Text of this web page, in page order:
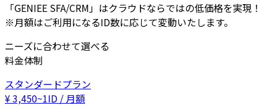
「GENIEE SFA/CRM」はクラウドならではの低価格を実現！
※月額はご利用になるID数に応じて変動いたします。
ニーズに合わせて選べる
料金体制
スタンダードプラン
¥3,450~1ID / 月額